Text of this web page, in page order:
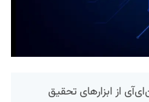
از ابزارهای تحقیق